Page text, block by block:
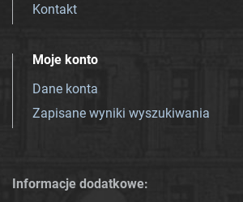
Kontakt
Moje konto
Dane konta
Zapisane wyniki wyszukiwania
Informacje dodatkowe: